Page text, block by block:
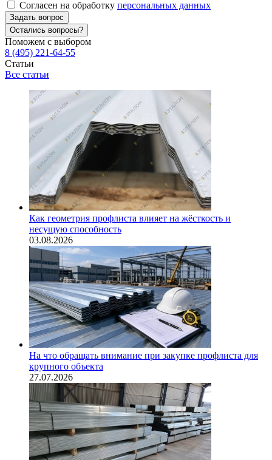
Согласен на обработку персональных данных
Задать вопрос
Остались вопросы?
Поможем с выбором
8 (495) 221-64-55
Статьи
Все статьи
Как геометрия профлиста влияет на жёсткость и
несущую способность
03.08.2026
На что обращать внимание при закупке профлиста для
крупного объекта
27.07.2026